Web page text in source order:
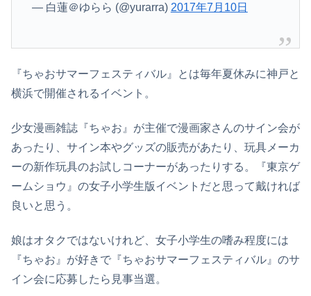
— 白蓮＠ゆらら (@yurarra) 2017年7月10日
『ちゃおサマーフェスティバル』とは毎年夏休みに神戸と
横浜で開催されるイベント。
少女漫画雑誌『ちゃお』が主催で漫画家さんのサイン会が
あったり、サイン本やグッズの販売があたり、玩具メーカ
ーの新作玩具のお試しコーナーがあったりする。『東京ゲ
ームショウ』の女子小学生版イベントだと思って戴ければ
良いと思う。
娘はオタクではないけれど、女子小学生の嗜み程度には
『ちゃお』が好きで『ちゃおサマーフェスティバル』のサ
イン会に応募したら見事当選。